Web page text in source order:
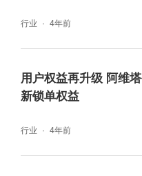
的调整能力，紧急
行业 4年前
用户权益再升级 阿维
新锁单权益
行业 4年前